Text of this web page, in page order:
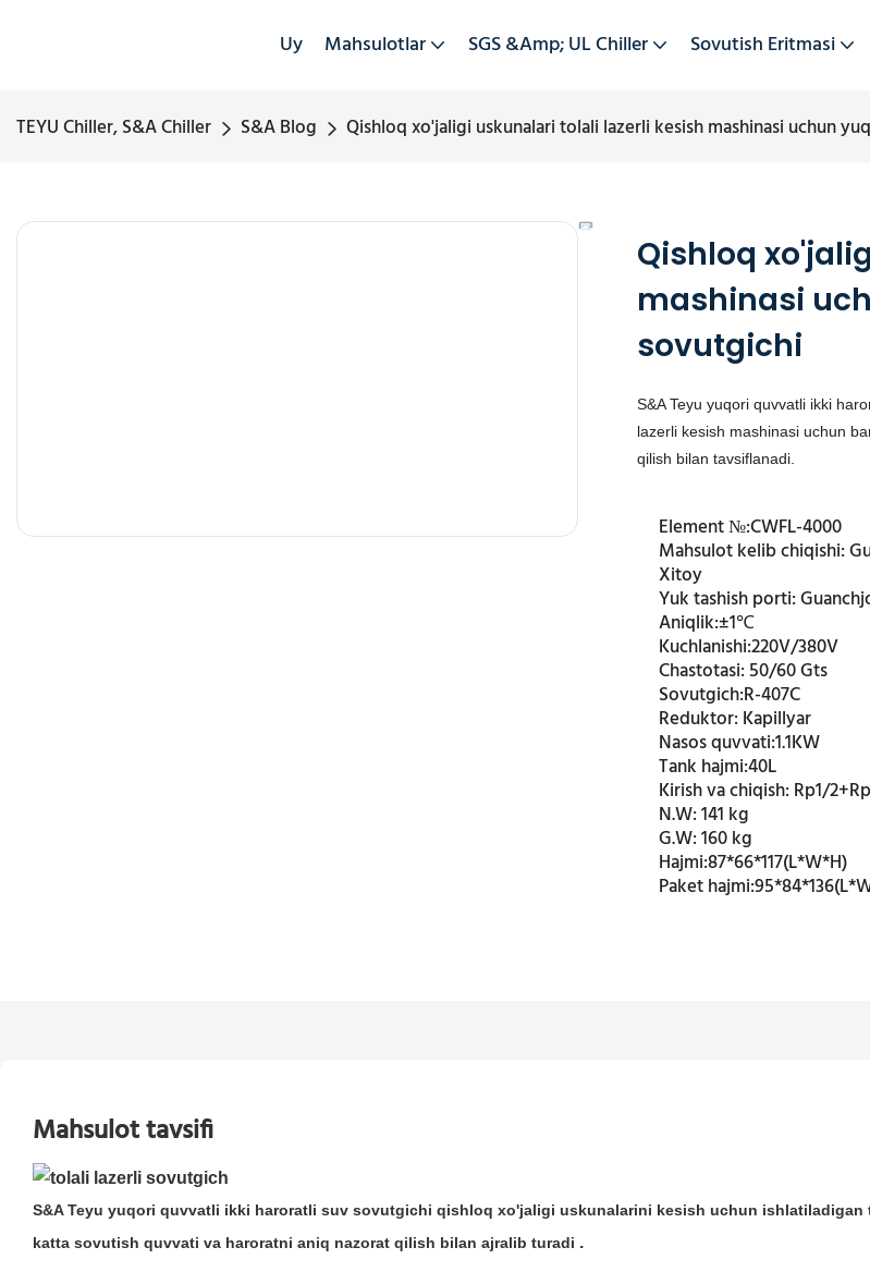
Uy Mahsulotlar SGS &amp; UL Chiller Sovutish Eritmasi
TEYU Chiller, S&A Chiller S&A Blog Qishloq xo'jaligi uskunalari tolali lazerli kesish mashinasi uchun
Qishloq
mashinasi
sovutgichi
S&A Teyu yuqori quvvatli ikki
lazerli kesish mashinasi uchun
qilish bilan tavsiflanadi.
Element №:CWFL-4000
Mahsulot kelib chiqishi:
Xitoy
Yuk tashish porti:
Aniqlik:±1℃
Kuchlanishi:220V/380V
Chastotasi:50/60 Gts
Sovutgich:R-407C
Reduktor:Kapillyar
Nasos quvvati:1.1KW
Tank hajmi:40L
Kirish va chiqish:Rp1/
N.W:141 kg
G.W:160 kg
Hajmi:87*66*117(L*W*H)
Paket hajmi:
Mahsulot tavsifi
S&A Teyu yuqori quvvatli ikki haroratli suv sovutgichi qishloq xo'jaligi uskunalarini kesish uchun
katta sovutish quvvati va haroratni aniq nazorat qilish bilan ajralib turadi .